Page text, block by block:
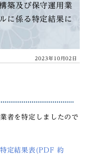
築及び保守運用業
に係る特定結果に
2023年10月02日
者を特定しましたので
定結果表(PDF 約